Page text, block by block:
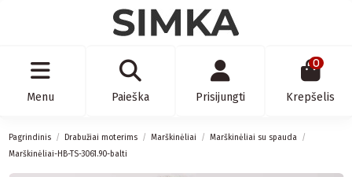
Menu Paieška Prisijungti
0
Krepšelis
Pagrindinis Drabužiai moterims Marškinėliai
Marškinėliai su spauda
Marškinėliai-HB-TS-3061.90-balti